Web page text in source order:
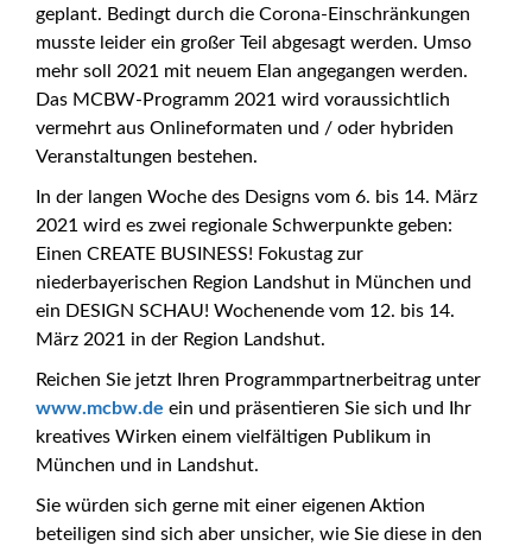
geplant. Bedingt durch die Corona-Einschränkungen
musste leider ein großer Teil abgesagt werden. Umso
mehr soll 2021 mit neuem Elan angegangen werden.
Das MCBW-Programm 2021 wird voraussichtlich
vermehrt aus Onlineformaten und / oder hybriden
Veranstaltungen bestehen.
In der langen Woche des Designs vom 6. bis 14. März
2021 wird es zwei regionale Schwerpunkte geben:
Einen CREATE BUSINESS! Fokustag zur
niederbayerischen Region Landshut in München und
ein DESIGN SCHAU! Wochenende vom 12. bis 14.
März 2021 in der Region Landshut.
Reichen Sie jetzt Ihren Programmpartnerbeitrag unter
www.mcbw.de ein und präsentieren Sie sich und Ihr
kreatives Wirken einem vielfältigen Publikum in
München und in Landshut.
Sie würden sich gerne mit einer eigenen Aktion
beteiligen sind sich aber unsicher, wie Sie diese in den